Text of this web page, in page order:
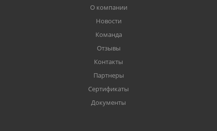
О компании
Новости
Команда
Отзывы
Контакты
Партнеры
Сертификаты
Документы